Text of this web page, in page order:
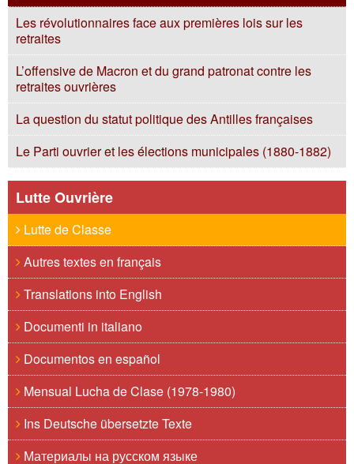
Les révolutionnaires face aux premières lois sur les
retraites
L’offensive de Macron et du grand patronat contre les
retraites ouvrières
La question du statut politique des Antilles françaises
Le Parti ouvrier et les élections municipales (1880-1882)
Lutte Ouvrière
Lutte de Classe
Autres textes en français
Translations into English
Documenti in italiano
Documentos en español
Mensual Lucha de Clase (1978-1980)
Ins Deutsche übersetzte Texte
Материалы на русском языке